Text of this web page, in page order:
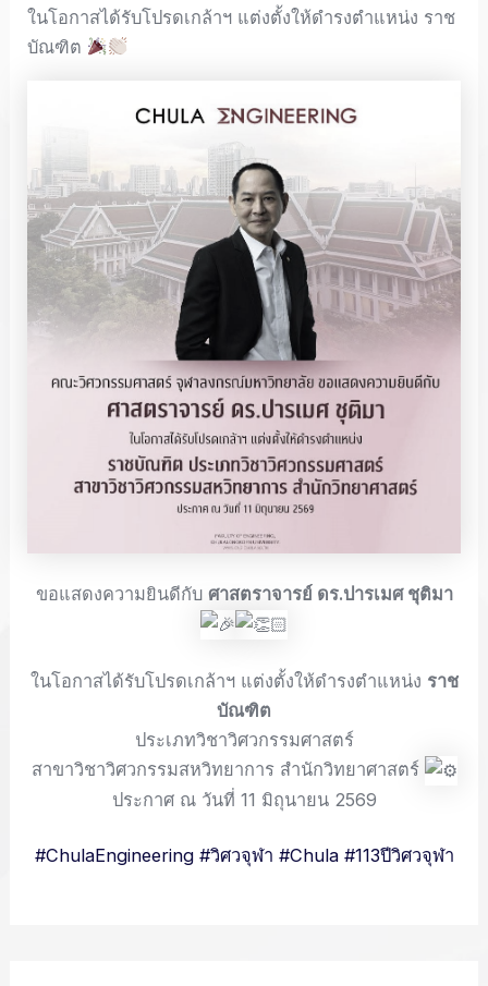
ในโอกาสได้รับโปรดเกล้าฯ แต่งตั้งให้ดำรงตำแหน่ง ราช
บัณฑิต
ขอแสดงความยินดีกับ ศาสตราจารย์ ดร.ปารเมศ ชุติมา
ในโอกาสได้รับโปรดเกล้าฯ แต่งตั้งให้ดำรงตำแหน่ง ราช
บัณฑิต
ประเภทวิชาวิศวกรรมศาสตร์
สาขาวิชาวิศวกรรมสหวิทยาการ สำนักวิทยาศาสตร์
ประกาศ ณ วันที่ 11 มิถุนายน 2569
#ChulaEngineering #วิศวจุฬา #Chula #113ปีวิศวจุฬา